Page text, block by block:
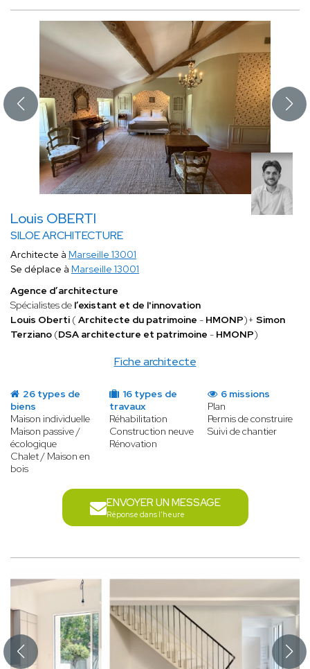
Louis OBERTI
SILOE ARCHITECTURE
Fiche architecte
Architecte à Marseille 13001
Se déplace à Marseille 13001
Agence d’architecture
Spécialistes de l’existant et de l'innovation
Louis Oberti ( Architecte du patrimoine - HMONP)+ Simon
Terziano (DSA architecture et patrimoine - HMONP)
26 types de
biens
Maison individuelle
Maison passive /
écologique
Chalet / Maison en
bois
16 types de
travaux
Réhabilitation
Construction neuve
Rénovation
6 missions
Plan
Permis de construire
Suivi de chantier
ENVOYER UN MESSAGE
Réponse dans l'heure